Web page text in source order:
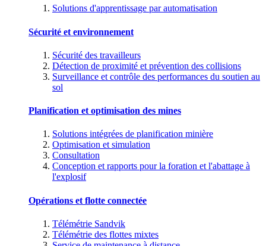
Solutions d'apprentissage par automatisation
Sécurité et environnement
Sécurité des travailleurs
Détection de proximité et prévention des collisions
Surveillance et contrôle des performances du soutien au
sol
Planification et optimisation des mines
Solutions intégrées de planification minière
Optimisation et simulation
Consultation
Conception et rapports pour la foration et l'abattage à
l'explosif
Opérations et flotte connectée
Télémétrie Sandvik
Télémétrie des flottes mixtes